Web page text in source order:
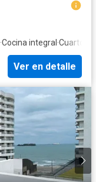
·Cocina integral ·Cuarto
Ver en detalle